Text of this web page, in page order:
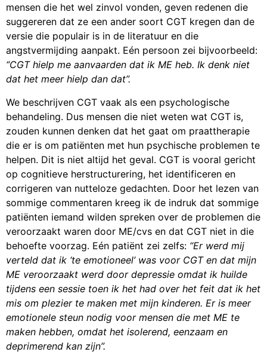
mensen die het wel zinvol vonden, geven redenen die
suggereren dat ze een ander soort CGT kregen dan de
versie die populair is in de literatuur en die
angstvermijding aanpakt. Eén persoon zei bijvoorbeeld:
“CGT hielp me aanvaarden dat ik ME heb. Ik denk niet
dat het meer hielp dan dat”.
We beschrijven CGT vaak als een psychologische
behandeling. Dus mensen die niet weten wat CGT is,
zouden kunnen denken dat het gaat om praattherapie
die er is om patiënten met hun psychische problemen te
helpen. Dit is niet altijd het geval. CGT is vooral gericht
op cognitieve herstructurering, het identificeren en
corrigeren van nutteloze gedachten. Door het lezen van
sommige commentaren kreeg ik de indruk dat sommige
patiënten iemand wilden spreken over de problemen die
veroorzaakt waren door ME/cvs en dat CGT niet in die
behoefte voorzag. Eén patiënt zei zelfs: “Er werd mij
verteld dat ik ‘te emotioneel’ was voor CGT en dat mijn
ME veroorzaakt werd door depressie omdat ik huilde
tijdens een sessie toen ik het had over het feit dat ik het
mis om plezier te maken met mijn kinderen. Er is meer
emotionele steun nodig voor mensen die met ME te
maken hebben, omdat het isolerend, eenzaam en
deprimerend kan zijn”.